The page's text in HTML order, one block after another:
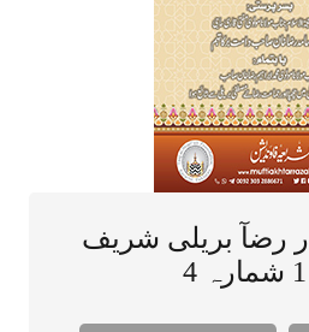
رضآ بریلی شریف